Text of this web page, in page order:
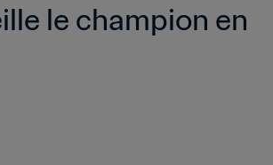
le champion en